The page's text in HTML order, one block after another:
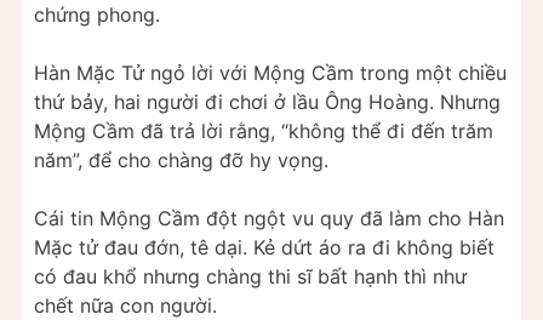
chứng phong.
Hàn Mặc Tử ngỏ lời với Mộng Cầm trong một chiều
thứ bảy, hai người đi chơi ở lầu Ông Hoàng. Nhưng
Mộng Cầm đã trả lời rằng, “không thể đi đến trăm
năm”, để cho chàng đỡ hy vọng.
Cái tin Mộng Cầm đột ngột vu quy đã làm cho Hàn
Mặc tử đau đớn, tê dại. Kẻ dứt áo ra đi không biết
có đau khổ nhưng chàng thi sĩ bất hạnh thì như
chết nữa con người.